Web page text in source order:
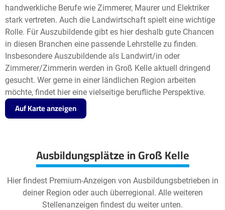
handwerkliche Berufe wie Zimmerer, Maurer und Elektriker
stark vertreten. Auch die Landwirtschaft spielt eine wichtige
Rolle. Für Auszubildende gibt es hier deshalb gute Chancen
in diesen Branchen eine passende Lehrstelle zu finden.
Insbesondere Auszubildende als Landwirt/in oder
Zimmerer/Zimmerin werden in Groß Kelle aktuell dringend
gesucht. Wer gerne in einer ländlichen Region arbeiten
möchte, findet hier eine vielseitige berufliche Perspektive.
Auf Karte anzeigen
Ausbildungsplätze in Groß Kelle
Hier findest Premium-Anzeigen von Ausbildungsbetrieben in
deiner Region oder auch überregional. Alle weiteren
Stellenanzeigen findest du weiter unten.